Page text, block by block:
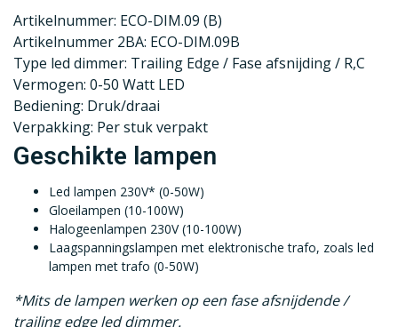
Artikelnummer: ECO-DIM.09 (B)
Artikelnummer 2BA: ECO-DIM.09B
Type led dimmer: Trailing Edge / Fase afsnijding / R,C
Vermogen: 0-50 Watt LED
Bediening: Druk/draai
Verpakking: Per stuk verpakt
Geschikte lampen
Led lampen 230V* (0-50W)
Gloeilampen (10-100W)
Halogeenlampen 230V (10-100W)
Laagspanningslampen met elektronische trafo, zoals led
lampen met trafo (0-50W)
*Mits de lampen werken op een fase afsnijdende /
trailing edge led dimmer.